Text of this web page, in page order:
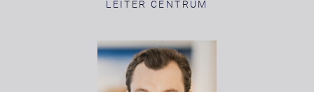
LEITER CENTRUM